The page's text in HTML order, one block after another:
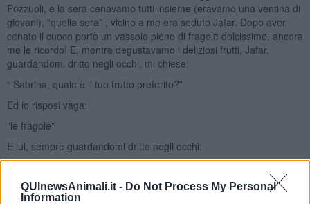
QUInewsAnimali.it - Do Not Process My Personal
Information
Pozzuoli, e la sera cenavamo tutti insieme (eravamo una ventina di
giovani), “quella sera” , vicino a me era seduto Jafar. Dopo aver
cenato il cuoco portò un vassoio pieno di fragole dolcissime, ancora
me le ricordo! E, mentre degustavamo i deliziosi frutti, Jafar,
guardandomi dritto negli occhi, mi chiese:
“ Sabrina, quale è il tuo frutto preferito?”
Ed io risposi vaga:
“le fragole”
E lui, sempre guardandomi dritto negli occhi:
CROSTATA DI FRAGOLE senza glutine